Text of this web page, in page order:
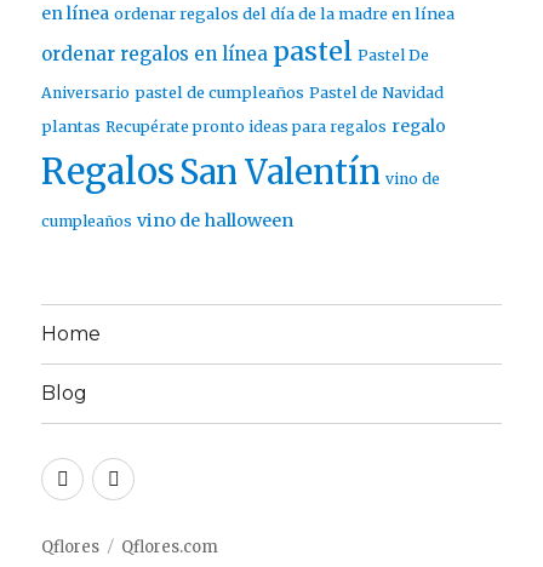
en línea ordenar regalos del día de la madre en línea
ordenar regalos en línea pastel Pastel De
Aniversario pastel de cumpleaños Pastel de Navidad
plantas Recupérate pronto ideas para regalos regalo
Regalos San Valentín vino de
cumpleaños vino de halloween
Home
Blog
TwitterFacebook
Qflores Qflores.com